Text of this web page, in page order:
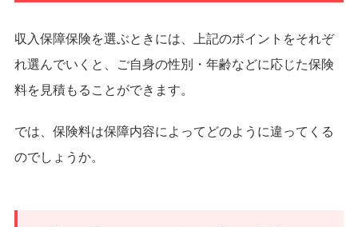
収入保障保険を選ぶときには、上記のポイントをそれぞ
れ選んでいくと、ご自身の性別・年齢などに応じた保険
料を見積もることができます。
では、保険料は保障内容によってどのように違ってくる
のでしょうか。